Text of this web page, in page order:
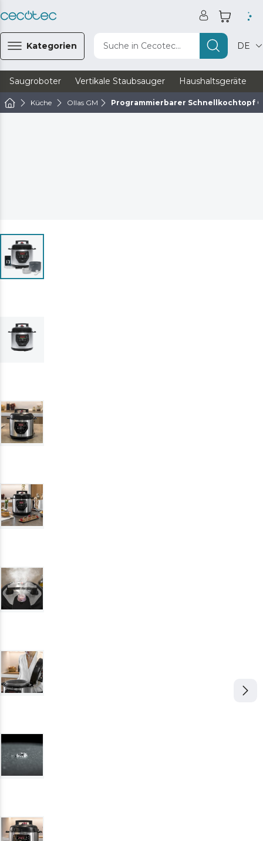
Kategorien Suche in Cecotec... DE
Saugroboter Vertikale Staubsauger Haushaltsgeräte
Küche Ollas GM Programmierbarer Schnellkochtopf